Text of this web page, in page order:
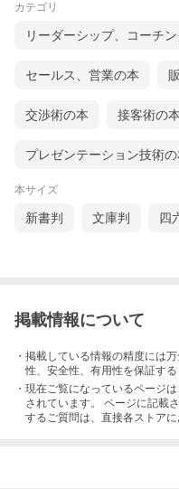
カテゴリ
リーダーシップ、コーチ
セールス、営業の本
交渉術の本 接客術の本
プレゼンテーション技術の
本サイズ
新書判 文庫判 四
掲載情報について
・掲載している情報の精度には
性、安全性、有用性を保証する
・現在ご覧になっているページ
されています。 ページに記載
するご質問は、直接各ストアに